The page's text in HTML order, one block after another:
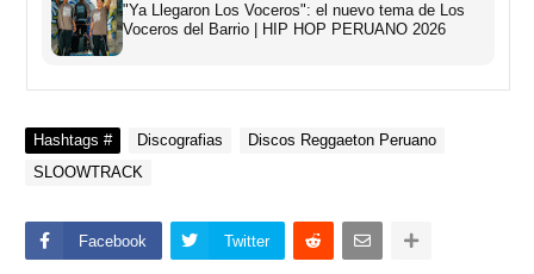
"Ya Llegaron Los Voceros": el nuevo tema de Los
Voceros del Barrio | HIP HOP PERUANO 2026
Hashtags # Discografias
Discos Reggaeton Peruano
SLOOWTRACK
Facebook Twitter